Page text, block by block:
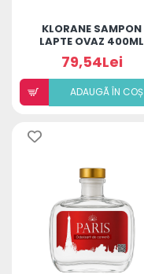
KLORANE SAMPON
LAPTE OVAZ 400ML
79,54Lei
ADAUGÃ ÎN COȘ